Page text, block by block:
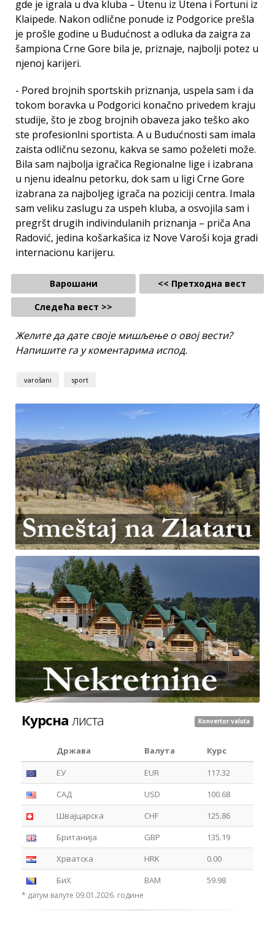
gde je igrala u dva kluba – Utenu iz Utena i Fortuni iz
Klaipede. Nakon odlične ponude iz Podgorice prešla
je prošle godine u Budućnost a odluka da zaigra za
šampiona Crne Gore bila je, priznaje, najbolji potez u
njenoj karijeri.
- Pored brojnih sportskih priznanja, uspela sam i da
tokom boravka u Podgorici konačno privedem kraju
studije, što je zbog brojnih obaveza jako teško ako
ste profesionlni sportista. A u Budućnosti sam imala
zaista odličnu sezonu, kakva se samo poželeti može.
Bila sam najbolja igračica Regionalne lige i izabrana
u njenu idealnu petorku, dok sam u ligi Crne Gore
izabrana za najboljeg igrača na poziciji centra. Imala
sam veliku zaslugu za uspeh kluba, a osvojila sam i
pregršt drugih indivindulanih priznanja – priča Ana
Radović, jedina košarkašica iz Nove Varoši koja gradi
internacionu karijeru.
Варошани
<< Претходна вест
Следећа вест >>
Желите да дате своје мишљење о овој вести?
Напишите га у коментарима испод.
varošani sport
Курсна листа Konvertor valuta
Држава Валута
Курс
ЕУ
EUR
117.32
САД
USD
100.68
Швајцарска
CHF
125.86
Британија
GBP
135.19
Хрватска
HRK
0.00
БиХ
BAM 59.98
* датум валуте 09.01.2026. године